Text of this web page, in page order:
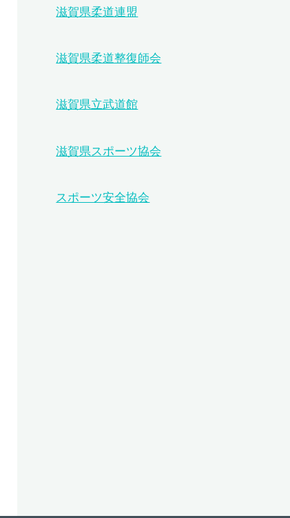
滋賀県柔道連盟
滋賀県柔道整復師会
滋賀県立武道館
滋賀県スポーツ協会
スポーツ安全協会